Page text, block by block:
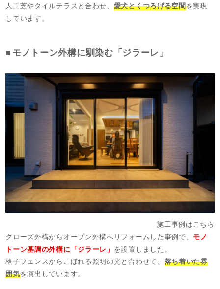
人工芝やタイルテラスと合わせ、 愛犬とくつろげる空間を実現
しています。
モノトーン外構に馴染む「ジラーレ」
施工事例はこちら
クローズ外構からオープン外構へリフォームした事例で、 モノ
トーン基調の外構に「ジラーレ」 を設置しました。
格子フェンスからこぼれる照明の光と合わせて、 落ち着いた雰
囲気を演出しています。